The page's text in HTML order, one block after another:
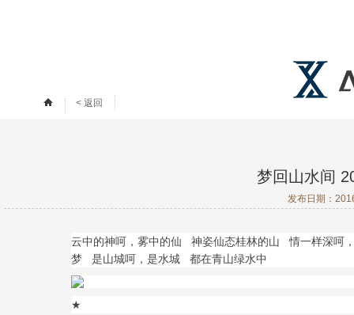
< 返回
梦回山水间
发布日期：
云中的神呵，雾中的仙 神姿仙态桂林的山 情一样深
梦 是山城呵，是水城 都在青山绿水中
★